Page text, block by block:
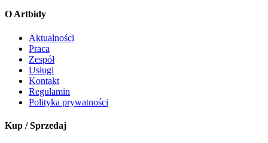
O Artbidy
Aktualności
Praca
Zespół
Usługi
Kontakt
Regulamin
Polityka prywatności
Kup / Sprzedaj